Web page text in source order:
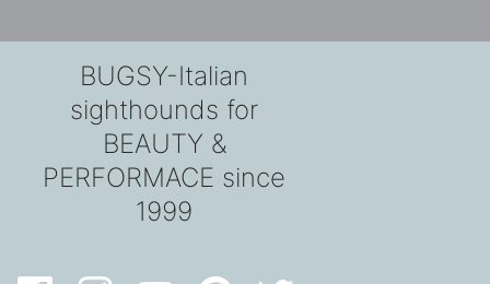
BUGSY-Italian
sighthounds for
BEAUTY &
PERFORMACE since
1999